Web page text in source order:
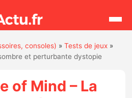
Rechercher
consoles) »Tests de jeux »
et perturbante dystopie
of Mind – La